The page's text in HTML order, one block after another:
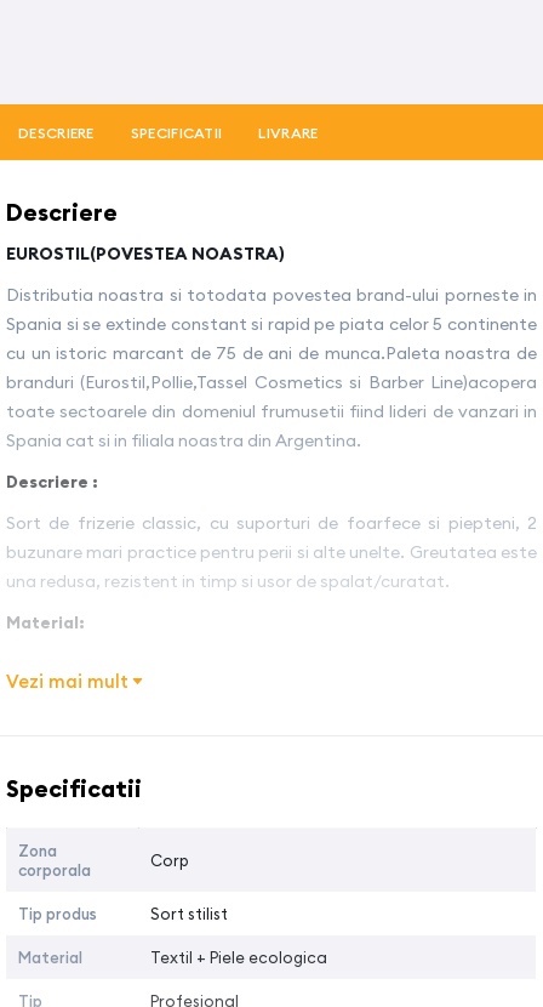
DESCRIERE SPECIFICATII LIVRARE
Descriere
EUROSTIL(POVESTEA NOASTRA)
Distributia noastra si totodata povestea brand-ului porneste in
Spania si se extinde constant si rapid pe piata celor 5 continente
cu un istoric marcant de 75 de ani de munca.Paleta noastra de
branduri (Eurostil,Pollie,Tassel Cosmetics si Barber Line)acopera
toate sectoarele din domeniul frumusetii fiind lideri de vanzari in
Spania cat si in filiala noastra din Argentina.
Descriere :
Sort de frizerie classic, cu suporturi de foarfece si piepteni, 2
buzunare mari practice pentru perii si alte unelte. Greutatea este
una redusa, rezistent in timp si usor de spalat/curatat.
Material:
Compartimente speciale pentru ustensile
Inchidere cu clestisor.
Material usor si rezistent
Vezi mai mult
Specificatii
Zona
corporala
Corp
Tip produs Sort stilist
Material Textil + Piele ecologica
Tip Profesional